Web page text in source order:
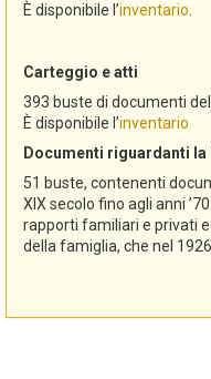
È disponibile l’inventario
Carteggio e atti
393 buste di documenti
È disponibile l’inventario
Documenti riguardanti la
51 buste, contenenti
XIX secolo fino agli anni
rapporti familiari e privati
della famiglia, che nel